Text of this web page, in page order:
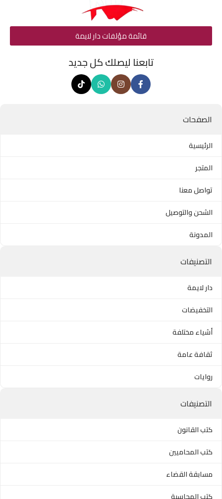
قائمة مؤلفات دار لايمة
تابعنا ليصلك كل جديد
الصفحات
الرئيسية
المتجر
تواصل معنا
الشحن والتوصيل
المدونة
التصنيفات
دار لايمة
التخفيضات
أشياء مختلفة
ثقافة عامة
روايات
التصنيفات
كتب القانون
كتب المحاميين
مسابقة القضاء